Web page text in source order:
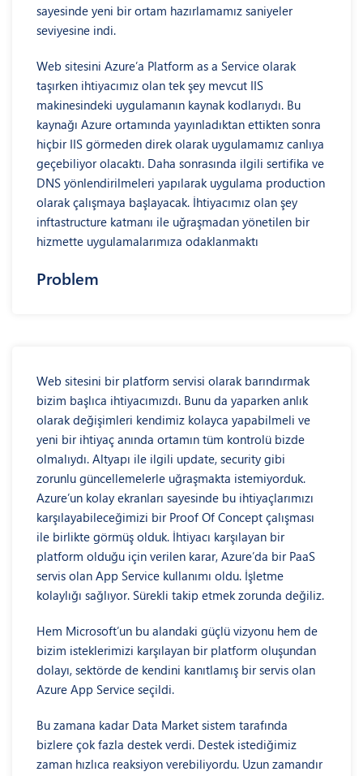
Problem
sayesinde yeni bir ortam hazırlamamız saniyeler
seviyesine indi.
Web sitesini Azure’a Platform as a Service olarak
taşırken ihtiyacımız olan tek şey mevcut IIS
makinesindeki uygulamanın kaynak kodlarıydı. Bu
kaynağı Azure ortamında yayınladıktan ettikten sonra
hiçbir IIS görmeden direk olarak uygulamamız canlıya
geçebiliyor olacaktı. Daha sonrasında ilgili sertifika ve
DNS yönlendirilmeleri yapılarak uygulama production
olarak çalışmaya başlayacak. İhtiyacımız olan şey
inftastructure katmanı ile uğraşmadan yönetilen bir
hizmette uygulamalarımıza odaklanmaktı
Web sitesini bir platform servisi olarak barındırmak
bizim başlıca ihtiyacımızdı. Bunu da yaparken anlık
olarak değişimleri kendimiz kolayca yapabilmeli ve
yeni bir ihtiyaç anında ortamın tüm kontrolü bizde
olmalıydı. Altyapı ile ilgili update, security gibi
zorunlu güncellemelerle uğraşmakta istemiyorduk.
Azure’un kolay ekranları sayesinde bu ihtiyaçlarımızı
karşılayabileceğimizi bir Proof Of Concept çalışması
ile birlikte görmüş olduk. İhtiyacı karşılayan bir
platform olduğu için verilen karar, Azure’da bir PaaS
servis olan App Service kullanımı oldu. İşletme
kolaylığı sağlıyor. Sürekli takip etmek zorunda değiliz.
Hem Microsoft’un bu alandaki güçlü vizyonu hem de
bizim isteklerimizi karşılayan bir platform oluşundan
dolayı, sektörde de kendini kanıtlamış bir servis olan
Azure App Service seçildi.
Bu zamana kadar Data Market sistem tarafında
bizlere çok fazla destek verdi. Destek istediğimiz
zaman hızlıca reaksiyon verebiliyordu. Uzun zamandır